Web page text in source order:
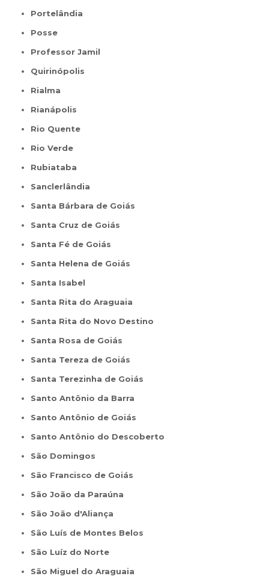
Portelândia
Posse
Professor Jamil
Quirinópolis
Rialma
Rianápolis
Rio Quente
Rio Verde
Rubiataba
Sanclerlândia
Santa Bárbara de Goiás
Santa Cruz de Goiás
Santa Fé de Goiás
Santa Helena de Goiás
Santa Isabel
Santa Rita do Araguaia
Santa Rita do Novo Destino
Santa Rosa de Goiás
Santa Tereza de Goiás
Santa Terezinha de Goiás
Santo Antônio da Barra
Santo Antônio de Goiás
Santo Antônio do Descoberto
São Domingos
São Francisco de Goiás
São João da Paraúna
São João d'Aliança
São Luís de Montes Belos
São Luíz do Norte
São Miguel do Araguaia